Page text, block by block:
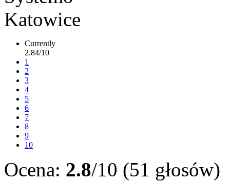
Currently
2.84/10
1
2
3
4
5
6
7
8
9
10
Ocena: 2.8/10 (51 głosów)